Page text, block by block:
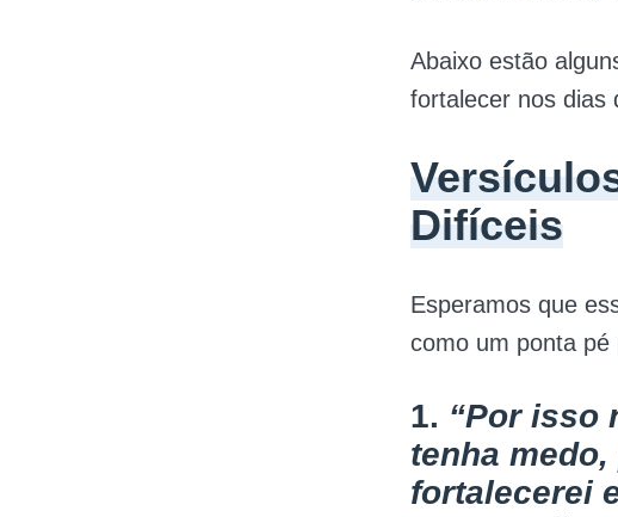
Abaixo estão
fortalecer nos dias
Difíceis
Esperamos que
como um ponta
1. “Por isso
tenha
fortalecerei